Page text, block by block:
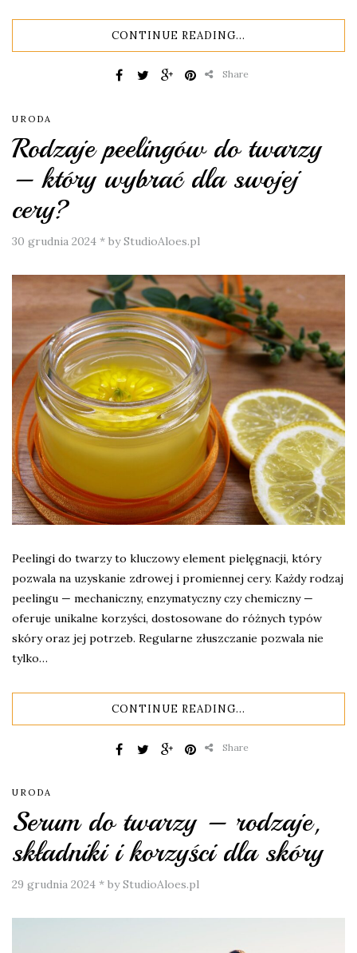
CONTINUE READING...
Share
URODA
Rodzaje peelingów do twarzy
– który wybrać dla swojej
cery?
30 grudnia 2024 * by StudioAloes.pl
Peelingi do twarzy to kluczowy element pielęgnacji, który
pozwala na uzyskanie zdrowej i promiennej cery. Każdy rodzaj
peelingu — mechaniczny, enzymatyczny czy chemiczny —
oferuje unikalne korzyści, dostosowane do różnych typów
skóry oraz jej potrzeb. Regularne złuszczanie pozwala nie
tylko…
CONTINUE READING...
Share
URODA
Serum do twarzy – rodzaje,
składniki i korzyści dla skóry
29 grudnia 2024 * by StudioAloes.pl